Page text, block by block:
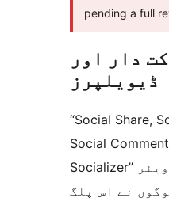
pending a full
دار اور
ڈیویلپرز
“Social Share,
Social
Socializer” اوپن سورس سافٹ ویئر
نے اس پلگ